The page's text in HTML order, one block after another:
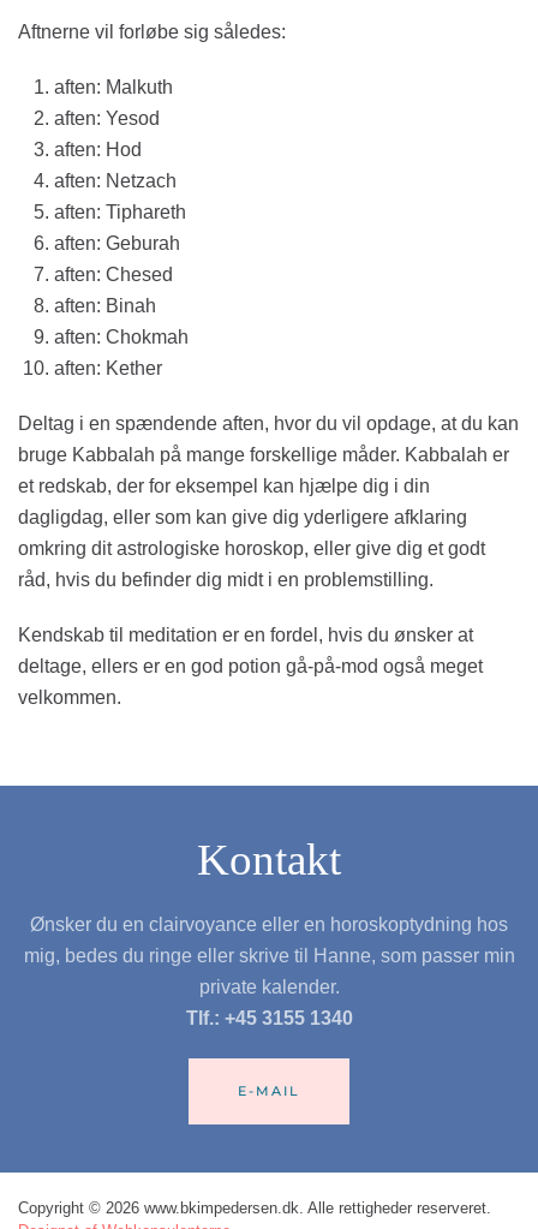
Aftnerne vil forløbe sig således:
aften: Malkuth
aften: Yesod
aften: Hod
aften: Netzach
aften: Tiphareth
aften: Geburah
aften: Chesed
aften: Binah
aften: Chokmah
aften: Kether
Deltag i en spændende aften, hvor du vil opdage, at du kan
bruge Kabbalah på mange forskellige måder. Kabbalah er
et redskab, der for eksempel kan hjælpe dig i din
dagligdag, eller som kan give dig yderligere afklaring
omkring dit astrologiske horoskop, eller give dig et godt
råd, hvis du befinder dig midt i en problemstilling.
Kendskab til meditation er en fordel, hvis du ønsker at
deltage, ellers er en god potion gå-på-mod også meget
velkommen.
Kontakt
Ønsker du en clairvoyance eller en horoskoptydning hos
mig, bedes du ringe eller skrive til Hanne, som passer min
private kalender.
Tlf.: +45 3155 1340
E-MAIL
Copyright © 2026 www.bkimpedersen.dk. Alle rettigheder reserveret.